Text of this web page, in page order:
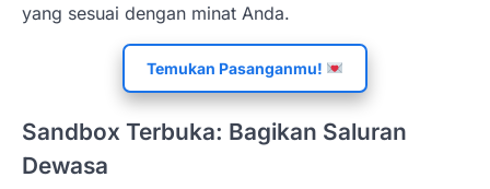
yang sesuai dengan minat Anda.
Temukan Pasanganmu!
Sandbox Terbuka: Bagikan Saluran
Dewasa